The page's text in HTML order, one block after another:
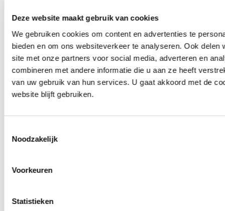
Deze website maakt gebruik van cookies
We gebruiken cookies om content en advertenties te
bieden en om ons websiteverkeer te analyseren. Ook
site met onze partners voor social media, adverteren en
combineren met andere informatie die u aan ze heeft
van uw gebruik van hun services. U gaat akkoord met de
website blijft gebruiken.
Noodzakelijk
Voorkeuren
Statistieken
onh.nl>home
Bekende Noord-Hollanders